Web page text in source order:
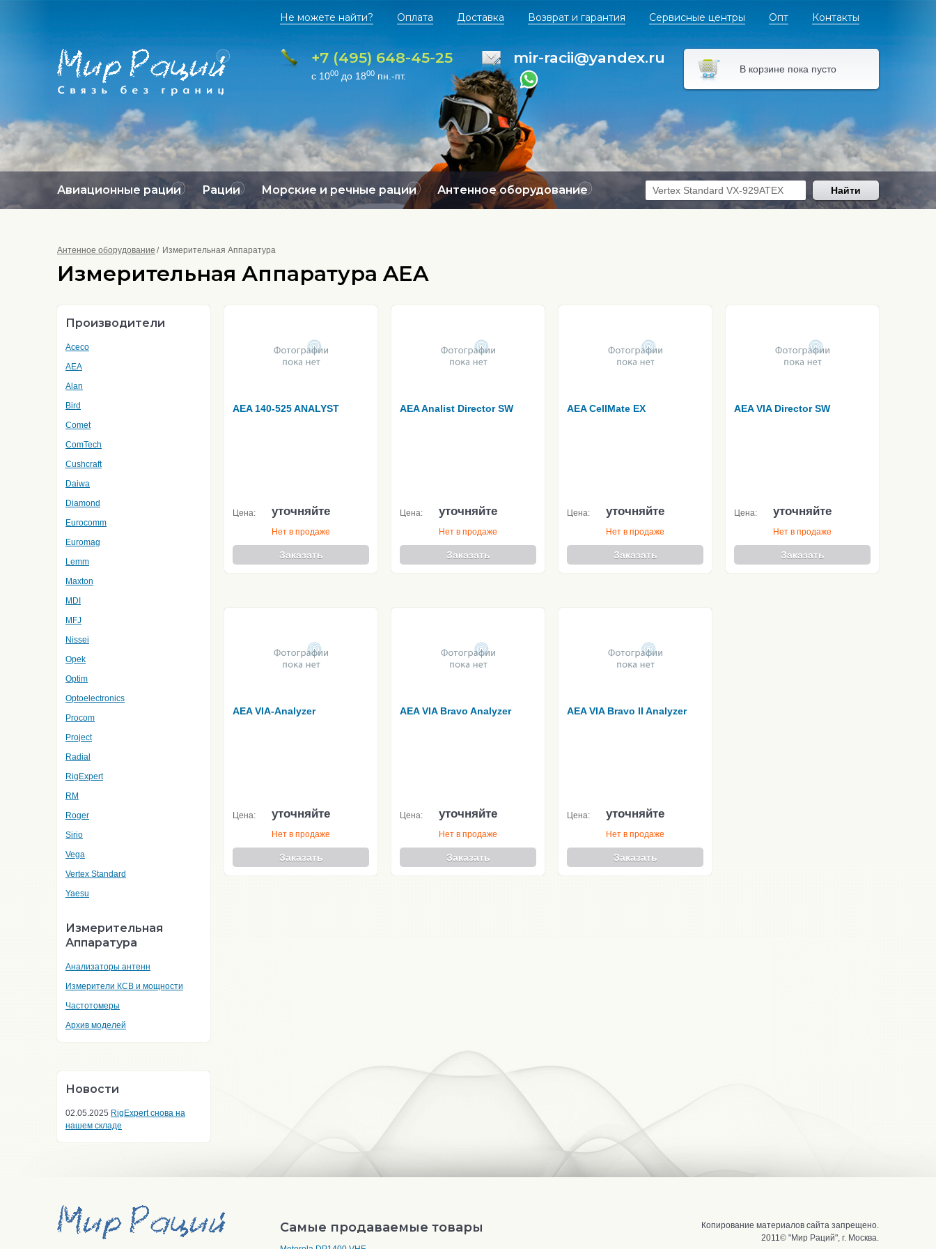
Не можете найти? Оплата Доставка Возврат и гарантия Сервисные центры Опт Контакты
+7 (495) 648-45-25
с 1000 до 1800 пн.-пт.
mir-racii@yandex.ru
В корзине пока пусто
Авиационные рации Рации Морские и речные рации Антенное оборудование Найти
Антенное оборудование Измерительная Аппаратура
Измерительная Аппаратура AEA
Производители
Aceco
AEA
Alan
Bird
Comet
ComTech
Cushcraft
Daiwa
Diamond
Eurocomm
Euromag
Lemm
Maxton
MDI
MFJ
Nissei
Opek
Optim
Optoelectronics
Procom
Project
Radial
RigExpert
RM
Roger
Sirio
Vega
Vertex Standard
Yaesu
Измерительная
Аппаратура
Анализаторы антенн
Измерители КСВ и мощности
Частотомеры
Архив моделей
Новости
02.05.2025 RigExpert снова на
нашем складе
AEA 140-525 ANALYST
Цена: уточняйте
Нет в продаже
Заказать
AEA Analist Director SW
Цена: уточняйте
Нет в продаже
Заказать
AEA CellMate EX
Цена: уточняйте
Нет в продаже
Заказать
AEA VIA Director SW
Цена: уточняйте
Нет в продаже
Заказать
AEA VIA-Analyzer
Цена: уточняйте
Нет в продаже
Заказать
AEA VIA Bravo Analyzer
Цена: уточняйте
Нет в продаже
Заказать
AEA VIA Bravo II Analyzer
Цена: уточняйте
Нет в продаже
Заказать
Самые продаваемые товары
Копирование материалов сайта запрещено.
2011© "Мир Раций", г. Москва.